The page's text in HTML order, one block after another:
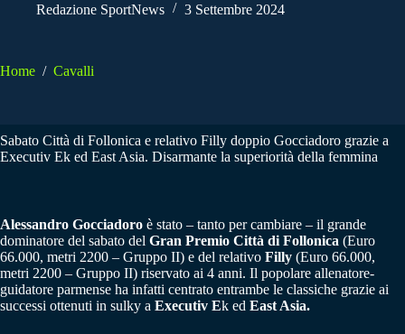
Redazione SportNews 3 Settembre 2024
Home / Cavalli
Sabato Città di Follonica e relativo Filly doppio Gocciadoro grazie a
Executiv Ek ed East Asia. Disarmante la superiorità della femmina
Alessandro Gocciadoro è stato – tanto per cambiare – il grande
dominatore del sabato del Gran Premio Città di Follonica (Euro
66.000, metri 2200 – Gruppo II) e del relativo Filly (Euro 66.000,
metri 2200 – Gruppo II) riservato ai 4 anni. Il popolare allenatore-
guidatore parmense ha infatti centrato entrambe le classiche grazie ai
successi ottenuti in sulky a Executiv Ek ed East Asia.